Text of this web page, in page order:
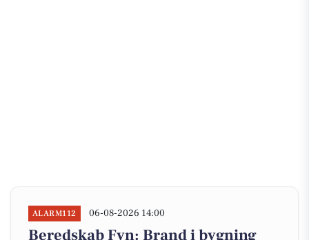
ALARM112 06-08-2026 14:00
Beredskab Fyn: Brand i bygning